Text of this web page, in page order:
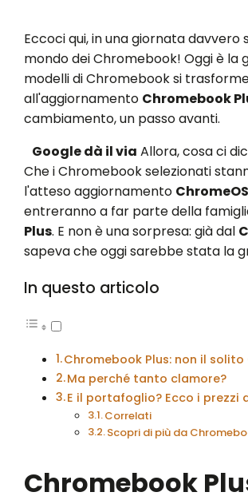
Eccoci qui, in una giornata davvero
mondo dei Chromebook! Oggi è la
modelli di Chromebook si
all'aggiornamento Chromebook
cambiamento, un passo avanti.
Google dà il via Allora, cosa ci
Che i Chromebook selezionati
l'atteso aggiornamento ChromeOS
entreranno a far parte della
Plus. E non è una sorpresa: già dal
sapeva che oggi sarebbe stata la
In questo articolo
Chromebook Plus: non il
Ma perché tanto clamore?
E il portafoglio? Ecco i prezzi
Correlati
Scopri di più da
Chromebook